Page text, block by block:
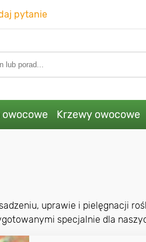
pytanie
owocowe Krzewy owocowe
uprawie i pielęgnacji
specjalnie dla